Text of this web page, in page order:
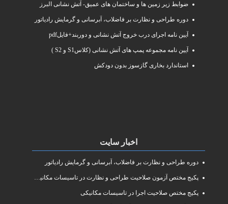
ضوابط زیر زمین ها و ساختمان های عمیق- آتش نشانی البرز
دوره طراحی و نظارت بر فاضلاب، آبرسانی و گرمایش رادیاتور
آیین نامه اجرای درب خروج آتش نشانی و دوربند+فایلpdf
آیین نامه مجموعه پمپ های آتش نشانی (کلاسS1 و S2 )
استاندارد بخاری گازسوز بدون دودکش
اخبار سایت
دوره طراحی و نظارت بر فاضلاب، آبرسانی و گرمایش رادیاتور
پکیج مختص آزمون صلاحیت طراحی و نظارت در تاسیسات مکانیکی
پکیج مختص صلاحیت اجرا در تاسیسات مکانیکی